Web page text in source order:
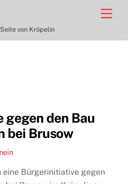
von Kröpelin
den Bau
bei Brusow
Bürgerinitiative gegen